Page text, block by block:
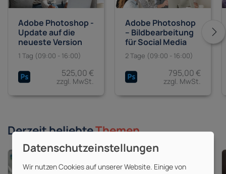
Adobe Photoshop -
Update auf die
neueste Version
1 Tag (09:00 - 16:00)
525,00 €
zzgl. MwSt.
Adobe Photoshop
– Bildbearbeitung
für Social Media
2 Tage (09:00 - 16:00)
795,00 €
zzgl. MwSt.
Derzeit beliebteThemen
Wir nutzen Cookies auf unserer Website. Einige von